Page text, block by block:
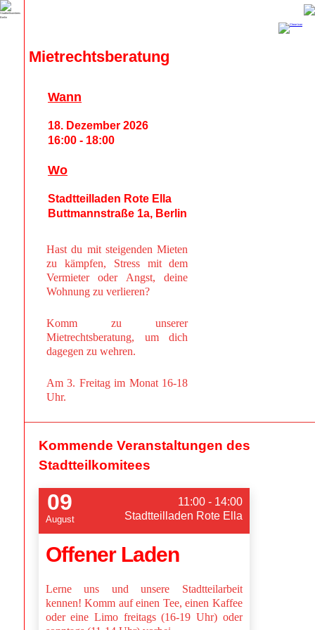
Mietrechtsberatung
Hast du mit steigenden Mieten
zu kämpfen, Stress mit dem
Vermieter oder Angst, deine
Wohnung zu verlieren?
Komm zu unserer
Mietrechtsberatung, um dich
dagegen zu wehren.
Am 3. Freitag im Monat 16-18
Uhr.
Wann
18. Dezember 2026
16:00 - 18:00
Wo
Stadtteilladen Rote Ella
Buttmannstraße 1a, Berlin
Kommende Veranstaltungen des
Stadtteilkomitees
09
August
11:00 - 14:00
Stadtteilladen Rote Ella
Offener Laden
Lerne uns und unsere Stadtteilarbeit
kennen! Komm auf einen Tee, einen Kaffee
oder eine Limo freitags (16-19 Uhr) oder